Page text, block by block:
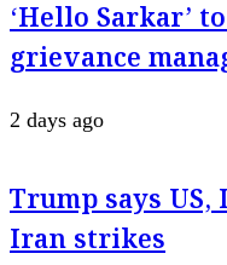
‘Hello Sarkar’
grievance
2 days ago
Trump says
Iran strikes